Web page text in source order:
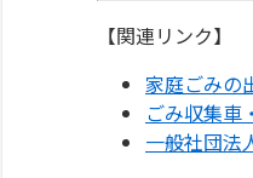
【関連リンク】
家庭ごみの
ごみ収集車
一般社団法